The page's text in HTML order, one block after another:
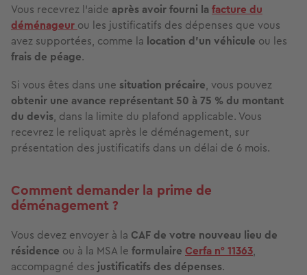
Vous recevrez l’aide après avoir fourni lafacture du
déménageur ou les justificatifs des dépenses que vous
avez supportées, comme la location d’un véhicule ou les
frais de péage.
Si vous êtes dans une situation précaire, vous pouvez
obtenir une avance représentant 50 à 75 % du montant
du devis, dans la limite du plafond applicable. Vous
recevrez le reliquat après le déménagement, sur
présentation des justificatifs dans un délai de 6 mois.
Comment demander la prime de
déménagement ?
Vous devez envoyer à la CAF de votre nouveau lieu de
résidence ou à la MSA le formulaire Cerfa n° 11363,
accompagné des justificatifs des dépenses.